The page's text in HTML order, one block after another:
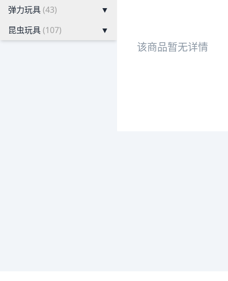
弹力玩具(43)
▼
昆虫玩具(107) ▼
该商品暂无详情